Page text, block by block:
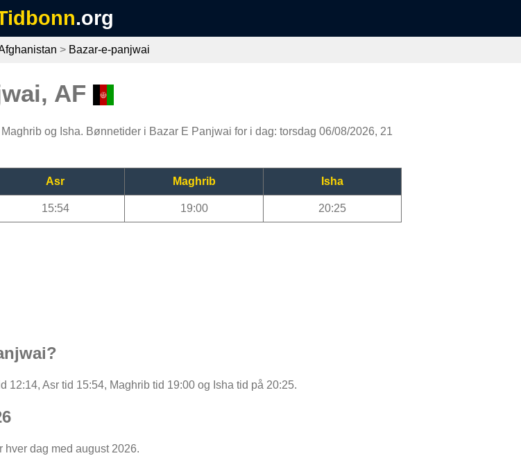
.org
> Bazar-e-panjwai
AF
Maghrib og Isha. Bønnetider i Bazar E Panjwai for i dag: torsdag 06/08/2026, 21
Asr Maghrib Isha
15:54 19:00 20:25
12:14, Asr tid 15:54, Maghrib tid 19:00 og Isha tid på 20:25.
hver dag med august 2026.